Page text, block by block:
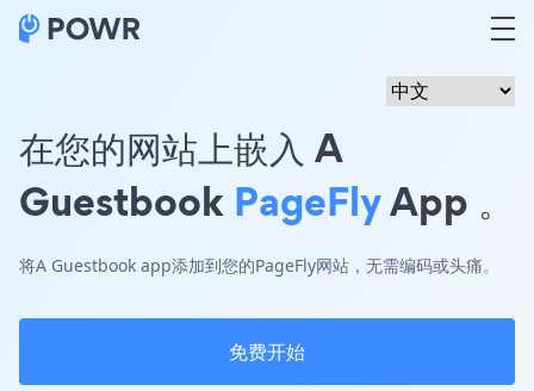
在您的网站上嵌入 A
Guestbook PageFlyApp 。
将A Guestbook app添加到您的PageFly网站，无需编码或头痛。
免费开始